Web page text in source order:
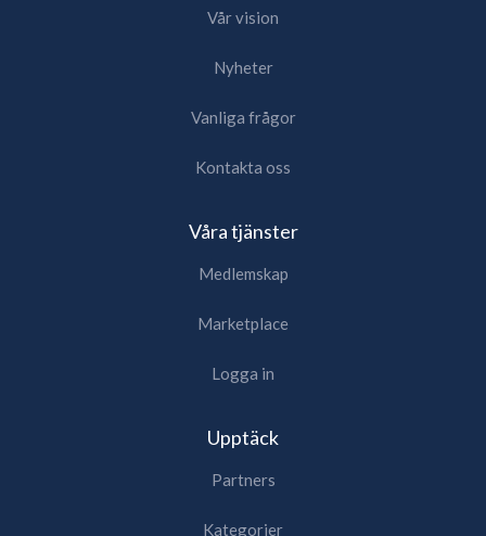
Vår vision
Nyheter
Vanliga frågor
Kontakta oss
Våra tjänster
Medlemskap
Marketplace
Logga in
Upptäck
Partners
Kategorier